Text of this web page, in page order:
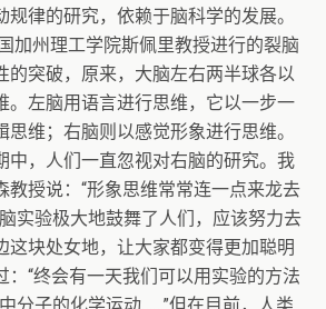
律的研究，依赖于脑科学的发展。
加州理工学院斯佩里教授进行的裂脑
的突破，原来，大脑左右两半球各以
。左脑用语言进行思维，它以一步一
维；右脑则以感觉形象进行思维。
中，人们一直忽视对右脑的研究。我
教授说：“形象思维常常连一点来龙去
实验极大地鼓舞了人们，应该努力去
这块处女地，让大家都变得更加聪明
：“终会有一天我们可以用实验的方法